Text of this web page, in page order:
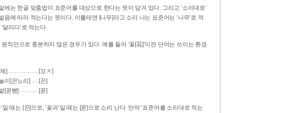
에는 한글 맞춤법이 표준어를 대상으로 한다는 뜻이 담겨 있다. 그리고 ‘소리대로’
를테면 [나무]라고 소리 나는 표준어는 ‘나무’로 적
달리다’로 적는다.
칙만으로 충분하지 않은 경우가 있다. 예를 들어 ‘꽃[花]’이란 단어는 쓰이는 환경
] …………… [꼬ㅊ]
이[꼰노리] … [꼰]
[꼳빧] ……… [꼳]
’일 때는 [꼰]으로, ‘꽃과’일 때는 [꼳]으로 소리 난다. 만약 ‘표준어를 소리대로 적는